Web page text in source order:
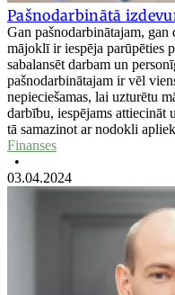
Pašnodarbinātā
Gan pašnodarbinātajam, gan
mājoklī ir iespēja parūpēties
sabalansēt darbam un
pašnodarbinātajam ir vēl
nepieciešamas, lai uzturētu
darbību, iespējams attiecināt
tā samazinot ar nodokli
Finanses
•
03.04.2024